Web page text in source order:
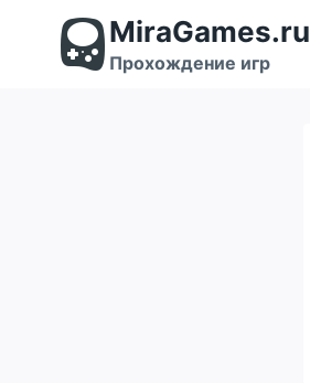
содержимому
MiraGames.ru
Прохождение игр